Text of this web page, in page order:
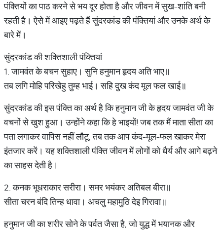
पंक्तियों का पाठ करने से भय दूर होता है और जीवन में सुख-शांति बनी
रहती है। ऐसे में आइए पढ़ते हैं सुंदरकांड की पंक्तियां और उनके अर्थ के
बारे में।
सुंदरकांड की शक्तिशाली पंक्तियां
1. जामवंत के बचन सुहाए। सुनि हनुमान हृदय अति भाए॥
तब लगि मोहि परिखेहु तुम्ह भाई। सहि दुख कंद मूल फल खाई॥
सुंदरकांड की इस पंक्ति का अर्थ है कि हनुमान जी के हृदय जामवंत जी के
वचनों से खुश हुआ। उन्होंने कहा कि हे भाइयों! जब तक मैं माता सीता का
पता लगाकर वापिस नहीं लौटू, तब तक आप कंद-मूल-फल खाकर मेरा
इंतजार करें। यह शक्तिशाली पंक्ति जीवन में लोगों को धैर्य और आगे बढ़ने
का साहस देती है।
2. कनक भूधराकार सरीरा। समर भयंकर अतिबल बीरा॥
सीता चरन बंदि तिन्ह धावा। अचलु महामुठि देइ गिरावा॥
हनुमान जी का शरीर सोने के पर्वत जैसा है, जो युद्ध में भयानक और